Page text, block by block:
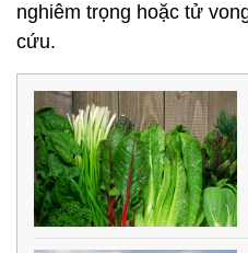
nghiêm trọng hoặc tử
cứu.